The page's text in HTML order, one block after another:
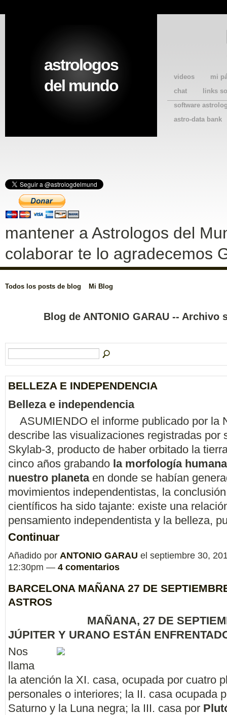
videos
mi
chat
links
software
astro-data bank
astrologos
del mundo
mantener a Astrologos del
colaborar te lo agradecemos
Todos los posts de blog Mi Blog
Blog de ANTONIO GARAU -- Archivo
BELLEZA E INDEPENDENCIA
Belleza e independencia
ASUMIENDO el informe publicado por la
describe las visualizaciones registradas por
Skylab-3, producto de haber orbitado la
cinco años grabando la morfología
nuestro planetaen donde se habían
movimientos independentistas, la
científicos ha sido tajante: existe una
pensamiento independentista y la belleza,
Continuar
Añadido por ANTONIO GARAU el septiembre 30,
12:30pm — 4 comentarios
BARCELONA MAÑANA 27 DE
ASTROS
MAÑANA, 27 DE
JÚPITER Y URANO ESTÁN
Nos
llama
la atención la XI. casa, ocupada por cuatro
personales o interiores; la II. casa ocupada
Saturno y la Luna negra; la III. casa por